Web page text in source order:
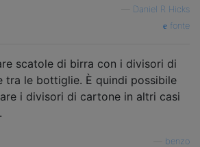
Daniel R Hicks
fonte
scatole di birra con i divisori di
tra le bottiglie. È quindi possibile
i divisori di cartone in altri casi
benzo